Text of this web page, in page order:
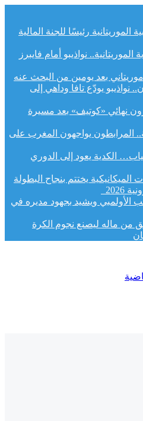
الموريتانية رئيسًا للجنة المالية
نواذيبو أمام فايبرز
بعد يومين من البحث عنه
يودّع تافا وداهي إلى
نهائي «كوتيف» بعد مسيرة
المرابطون يواجهون المغرب على
الكدية يعود إلى الدوري
الميكانيكية يختتم بنجاح البطولة
2026
الأولمبي ويشيد بجهود مديره في
من ماله ليصنع نجوم الكرة